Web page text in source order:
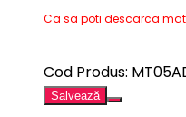
Ca sa poti descarca
Cod Produs:
Salvează